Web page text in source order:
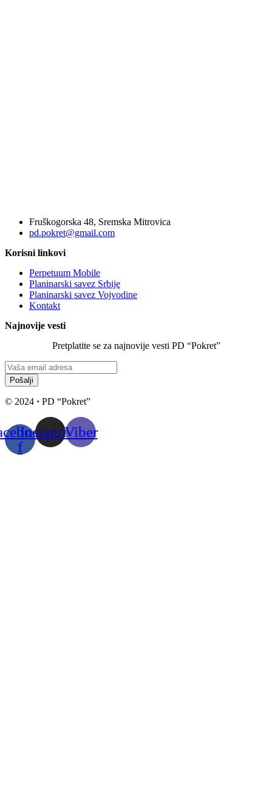
Fruškogorska 48, Sremska Mitrovica
pd.pokret@gmail.com
Korisni linkovi
Perpetuum Mobile
Planinarski savez Srbije
Planinarski savez Vojvodine
Kontakt
Najnovije vesti
Pretplatite se za najnovije vesti PD “Pokret”
Pošalji
© 2024 · PD “Pokret”
f
InstagramViber